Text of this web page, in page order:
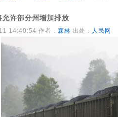
许部分州增加排放
14:40:54 作者： 森林 出处： 人民网